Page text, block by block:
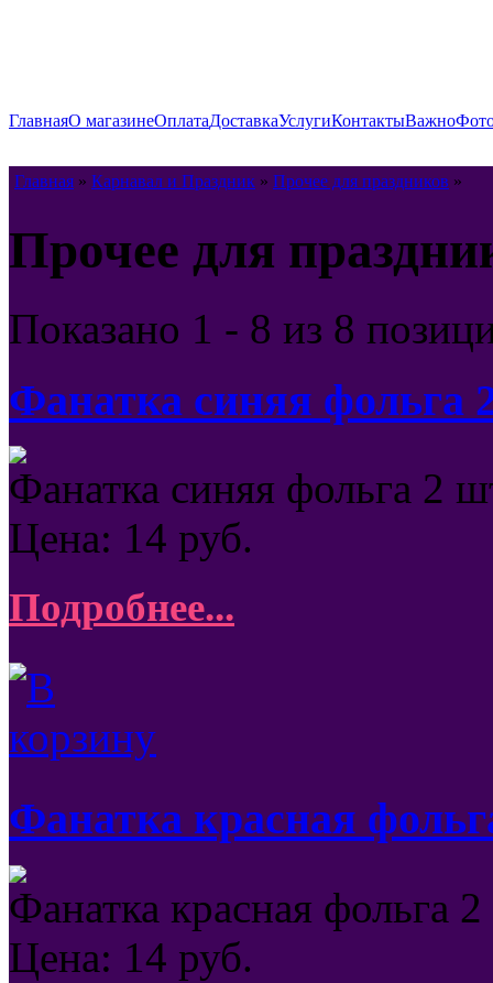
ГлавнаяО магазинеОплатаДоставкаУслугиКонтактыВажно
Главная » Карнавал и Праздник » Прочее для праздников »
Прочее для
Показано 1 - 8 из 8
Фанатка синяя фольга
Фанатка синяя фольга 2
Цена: 14 руб.
Подробнее...
Фанатка красная
Фанатка красная фольга
Цена: 14 руб.